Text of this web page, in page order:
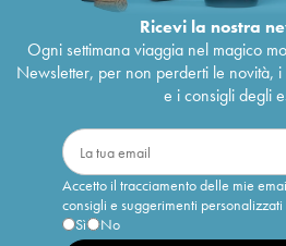
Ricevi la nostra
Ogni settimana viaggia nel magico
Newsletter, per non perderti le novità,
e i consigli degli
Accetto il tracciamento delle mie
consigli e suggerimenti personalizzati
Sì
No